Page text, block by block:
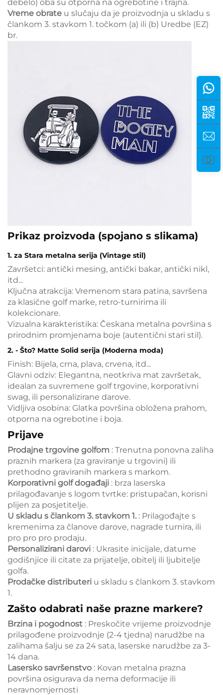
debelo) oba su otporna na ogrebotine i trajna.
Vreme obrate u slučaju da je proizvodnja u skladu s
člankom 3. stavkom 1. točkom (a) ili (b) Uredbe (EZ)
br.
Prikaz proizvoda (spojano s slikama)
1. za Stara metalna serija (Vintage stil)
Završetci: antički mesing, antički bakar, antički nikl,
itd...
Ključna atrakcija: Vremenom stara patina, savršena
za klasične golf marke, retro-turnirima ili
kolekcionare.
Vizualna karakteristika: Českana metalna površina s
prirodnim promjenama boje (autentični stari stil).
2. - Što? Matte Solid serija (Moderna moda)
Finish: Bijela, crna, plava, crvena, itd...
Glavni odziv: Elegantna, neotkriva mat završetak,
idealan za suvremene golf trgovine, korporativni
swag, ili personalizirane darove.
Vidljiva osobina: Glatka površina obložena prahom,
otporna na ogrebotine i boja.
Prijave
Prodajne trgovine golfom : Trenutna ponovna zaliha
praznih markera (za graviranje u trgovini) ili
prethodno graviranih markera s markom.
Korporativni golf događaji : brza laserska
prilagođavanje s logom tvrtke: pristupačan, korisni
plijen za posjetitelje.
U skladu s člankom 3. stavkom 1. : Prilagođajte s
kremenima za članove darove, nagrade turnira, ili
pro pro pro prodaju.
Personalizirani darovi : Ukrasite inicijale, datume
godišnjice ili citate za prijatelje, obitelj ili ljubitelje
golfa.
Prodačke distributeri u skladu s člankom 3. stavkom
1.
Zašto odabrati naše prazne markere?
Brzina i pogodnost : Preskočite vrijeme proizvodnje
prilagođene proizvodnje (2-4 tjedna) narudžbe na
zalihama šalju se za 24 sata, laserske narudžbe za 3-
14 dana.
Lasersko savršenstvo : Kovan metalna prazna
površina osigurava da nema deformacije ili
neravnomjernosti